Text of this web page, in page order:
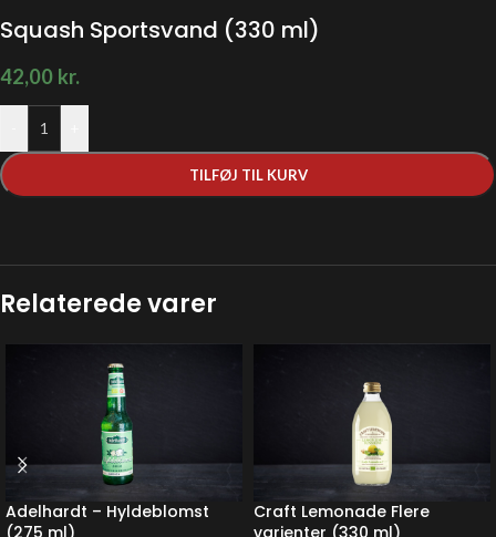
Squash Sportsvand (330 ml)
42,00 kr.
TILFØJ TIL KURV
Relaterede varer
Adelhardt – Hyldeblomst
(275 ml)
Craft Lemonade Flere
varienter (330 ml)